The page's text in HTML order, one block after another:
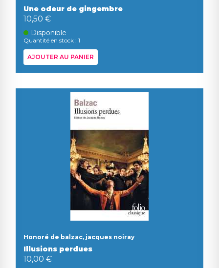
Une odeur de gingembre
10,50 €
Disponible
Quantité en stock : 1
AJOUTER AU PANIER
Honoré de balzac, jacques noiray
Illusions perdues
10,00 €